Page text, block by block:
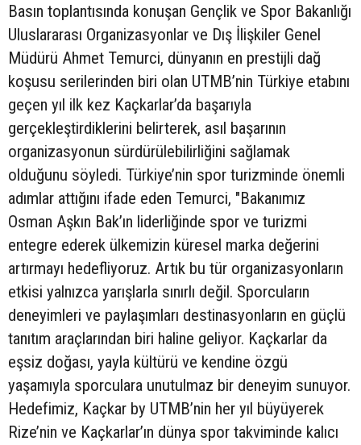
Basın toplantısında konuşan Gençlik ve Spor Bakanlığı
Uluslararası Organizasyonlar ve Dış İlişkiler Genel
Müdürü Ahmet Temurci, dünyanın en prestijli dağ
koşusu serilerinden biri olan UTMB’nin Türkiye etabını
geçen yıl ilk kez Kaçkarlar’da başarıyla
gerçekleştirdiklerini belirterek, asıl başarının
organizasyonun sürdürülebilirliğini sağlamak
olduğunu söyledi. Türkiye’nin spor turizminde önemli
adımlar attığını ifade eden Temurci, "Bakanımız
Osman Aşkın Bak’ın liderliğinde spor ve turizmi
entegre ederek ülkemizin küresel marka değerini
artırmayı hedefliyoruz. Artık bu tür organizasyonların
etkisi yalnızca yarışlarla sınırlı değil. Sporcuların
deneyimleri ve paylaşımları destinasyonların en güçlü
tanıtım araçlarından biri haline geliyor. Kaçkarlar da
eşsiz doğası, yayla kültürü ve kendine özgü
yaşamıyla sporculara unutulmaz bir deneyim sunuyor.
Hedefimiz, Kaçkar by UTMB’nin her yıl büyüyerek
Rize’nin ve Kaçkarlar’ın dünya spor takviminde kalıcı